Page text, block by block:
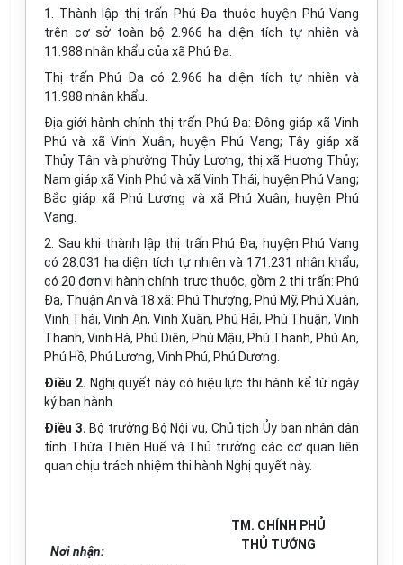
1. Thành lập thị trấn Phú Đa thuộc huyện Phú Vang
trên cơ sở toàn bộ 2.966 ha diện tích tự nhiên và
11.988 nhân khẩu của xã Phú Đa.
Thị trấn Phú Đa có 2.966 ha diện tích tự nhiên và
11.988 nhân khẩu.
Địa giới hành chính thị trấn Phú Đa: Đông giáp xã Vinh
Phú và xã Vinh Xuân, huyện Phú Vang; Tây giáp xã
Thủy Tân và phường Thủy Lương, thị xã Hương Thủy;
Nam giáp xã Vinh Phú và xã Vinh Thái, huyện Phú Vang;
Bắc giáp xã Phú Lương và xã Phú Xuân, huyện Phú
Vang.
2. Sau khi thành lập thị trấn Phú Đa, huyện Phú Vang
có 28.031 ha diện tích tự nhiên và 171.231 nhân khẩu;
có 20 đơn vị hành chính trực thuộc, gồm 2 thị trấn: Phú
Đa, Thuận An và 18 xã: Phú Thượng, Phú Mỹ, Phú Xuân,
Vinh Thái, Vinh An, Vinh Xuân, Phú Hải, Phú Thuận, Vinh
Thanh, Vinh Hà, Phú Diên, Phú Mậu, Phú Thanh, Phú An,
Phú Hồ, Phú Lương, Vinh Phú, Phú Dương.
Điều 2. Nghị quyết này có hiệu lực thi hành kể từ ngày
ký ban hành.
Điều 3. Bộ trưởng Bộ Nội vụ, Chủ tịch Ủy ban nhân dân
tỉnh Thừa Thiên Huế và Thủ trưởng các cơ quan liên
quan chịu trách nhiệm thi hành Nghị quyết này.
Nơi nhận:
TM. CHÍNH PHỦ
THỦ TƯỚNG